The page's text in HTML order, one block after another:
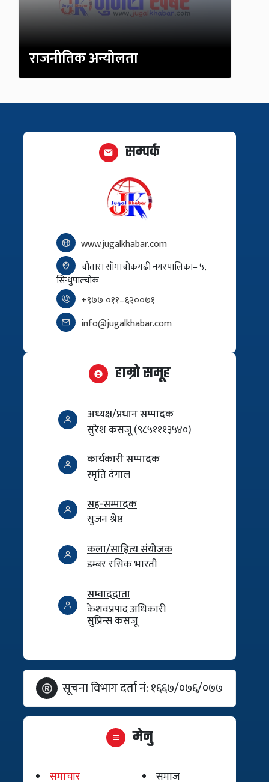
राजनीतिक अन्योलता
सम्पर्क
www.jugalkhabar.com
चौतारा साँगाचोकगढी नगरपालिका– ५,
सिन्धुपाल्चोक
+९७७ ०११–६२००७१
info@jugalkhabar.com
हाम्रो समूह
अध्यक्ष/प्रधान सम्पादक
सुरेश कसजू (९८५१११३५४०)
कार्यकारी सम्पादक
स्मृति दंगाल
सह-सम्पादक
सुजन श्रेष्ठ
कला/साहित्य संयोजक
डम्बर रसिक भारती
सम्वाददाता
केशवप्रपाद अधिकारी
सुप्रिन्स कसजू
सूचना विभाग दर्ता नं: १६६७/०७६/०७७
मेनु
समाचार समाज